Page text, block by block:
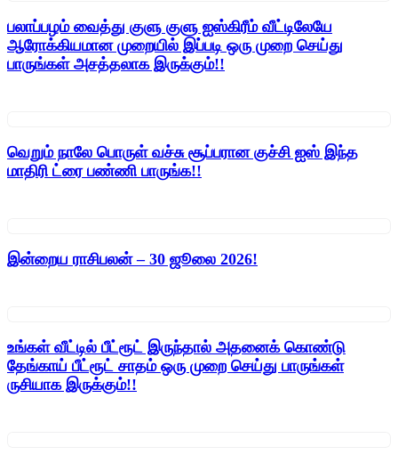
பலாப்பழம் வைத்து குளு குளு ஐஸ்கிரீம் வீட்டிலேயே
ஆரோக்கியமான முறையில் இப்படி ஒரு முறை செய்து
பாருங்கள் அசத்தலாக இருக்கும்!!
வெறும் நாலே பொருள் வச்சு சூப்பரான குச்சி ஐஸ் இந்த
மாதிரி ட்ரை பண்ணி பாருங்க!!
இன்றைய ராசிபலன் – 30 ஜூலை 2026!
உங்கள் வீட்டில் பீட்ரூட் இருந்தால் அதனைக் கொண்டு
தேங்காய் பீட்ரூட் சாதம் ஒரு முறை செய்து பாருங்கள்
ருசியாக இருக்கும்!!